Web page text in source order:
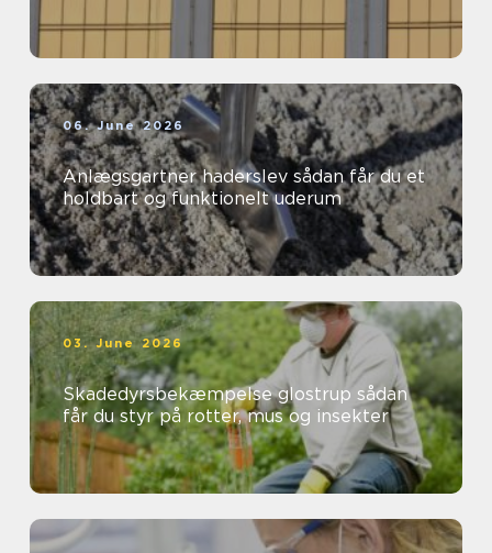
06. June 2026
Anlægsgartner haderslev sådan får du et
holdbart og funktionelt uderum
03. June 2026
Skadedyrsbekæmpelse glostrup sådan
får du styr på rotter, mus og insekter